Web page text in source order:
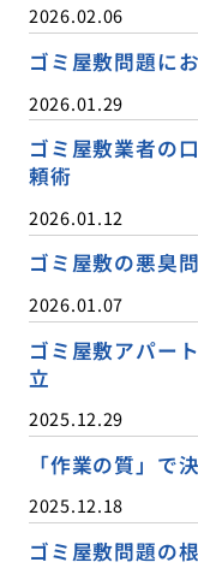
2026.02.06
ゴミ屋敷問題に
2026.01.29
ゴミ屋敷業者の
頼術
2026.01.12
ゴミ屋敷の悪臭
2026.01.07
ゴミ屋敷アパー
立
2025.12.29
「作業の質」で
2025.12.18
ゴミ屋敷問題の